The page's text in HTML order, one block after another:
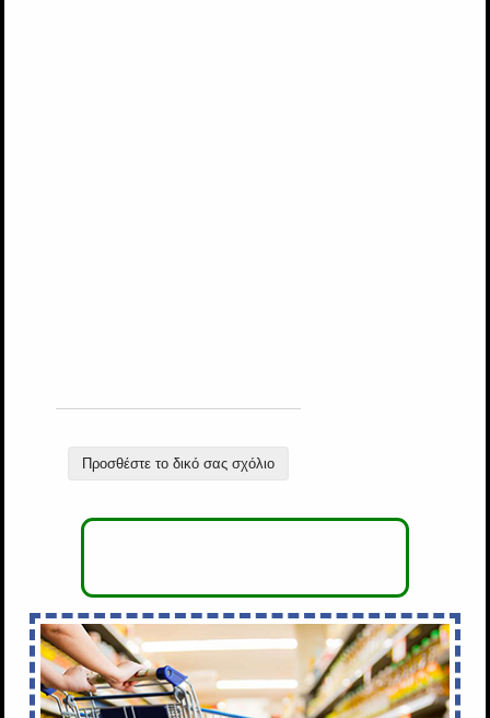
Προσθέστε το δικό σας σχόλιο